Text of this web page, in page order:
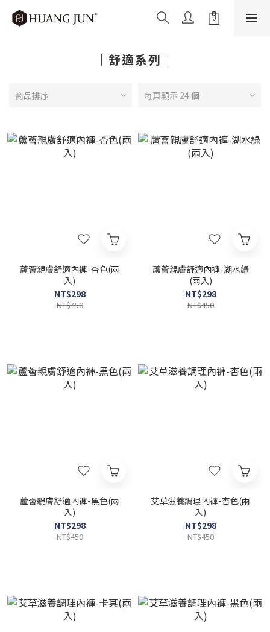
｜舒適系列｜
商品排序 每頁顯示 24 個
蘆薈親膚舒適內褲-杏色(兩
入)
NT$298
NT$450
蘆薈親膚舒適內褲-湖水綠
(兩入)
NT$298
NT$450
蘆薈親膚舒適內褲-黑色(兩
入)
NT$298
NT$450
艾草滋養調理內褲-杏色(兩
入)
NT$298
NT$450